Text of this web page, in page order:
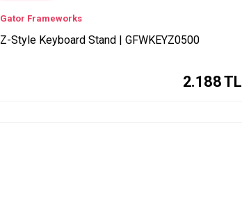
Gator Frameworks
Z-Style Keyboard Stand | GFWKEYZ0500
2.188TL